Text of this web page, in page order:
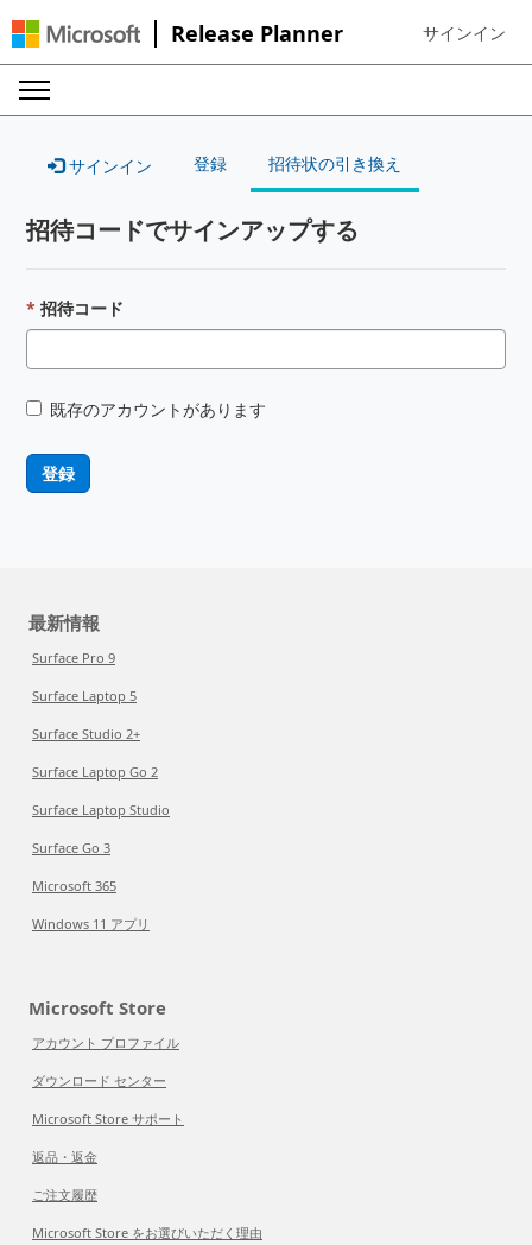
Release Planner Sign in to
サインイン
サインイン 登録 招待状の引き換え
招待コードでサインアップする
招待コード
既存のアカウントがあります
登録
最新情報
Surface Pro 9
Surface Laptop 5
Surface Studio 2+
Surface Laptop Go 2
Surface Laptop Studio
Surface Go 3
Microsoft 365
Windows 11 アプリ
Microsoft Store
アカウント プロファイル
ダウンロード センター
Microsoft Store サポート
返品・返金
ご注文履歴
Microsoft Store をお選びいただく理由